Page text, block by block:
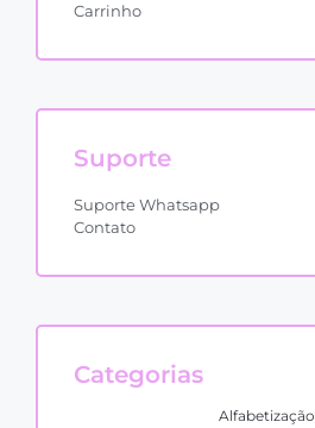
Carrinho
Suporte
Suporte Whatsapp
Contato
Categorias
Alfabetização